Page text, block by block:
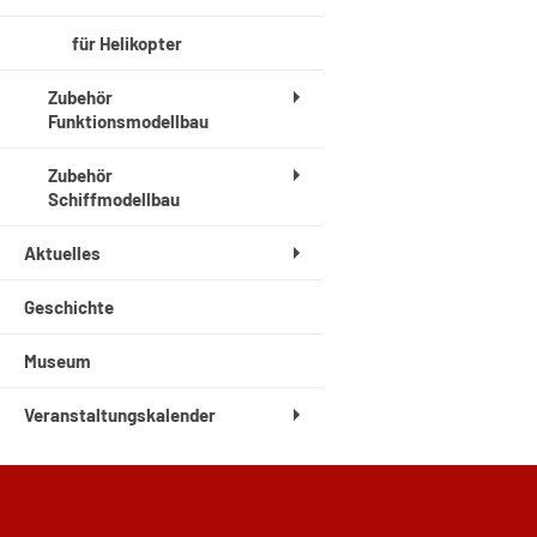
für Helikopter
Zubehör
Funktionsmodellbau
Zubehör
Schiffmodellbau
Aktuelles
Geschichte
Museum
Veranstaltungskalender